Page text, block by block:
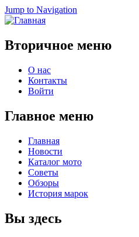
Jump to Navigation
Вторичное меню
О нас
Контакты
Войти
Главное меню
Главная
Новости
Каталог мото
Советы
Обзоры
История марок
Вы здесь